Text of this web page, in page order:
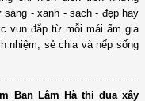
- xanh - sạch - đẹp hay
vun đắp từ mỗi mái ấm gia
nhiệm, sẻ chia và nếp sống
Ban Lâm Hà thi đua xây